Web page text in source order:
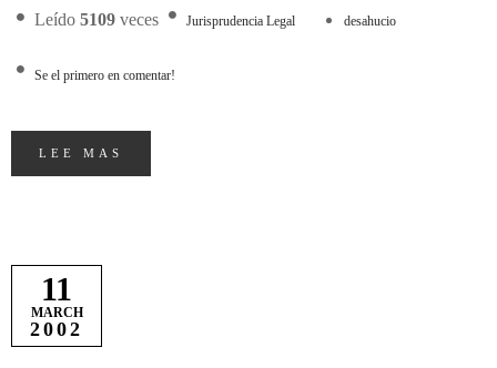
Leído 5109 veces Jurisprudencia Legal desahucio
Se el primero en comentar!
LEE MAS
11
MARCH
2002